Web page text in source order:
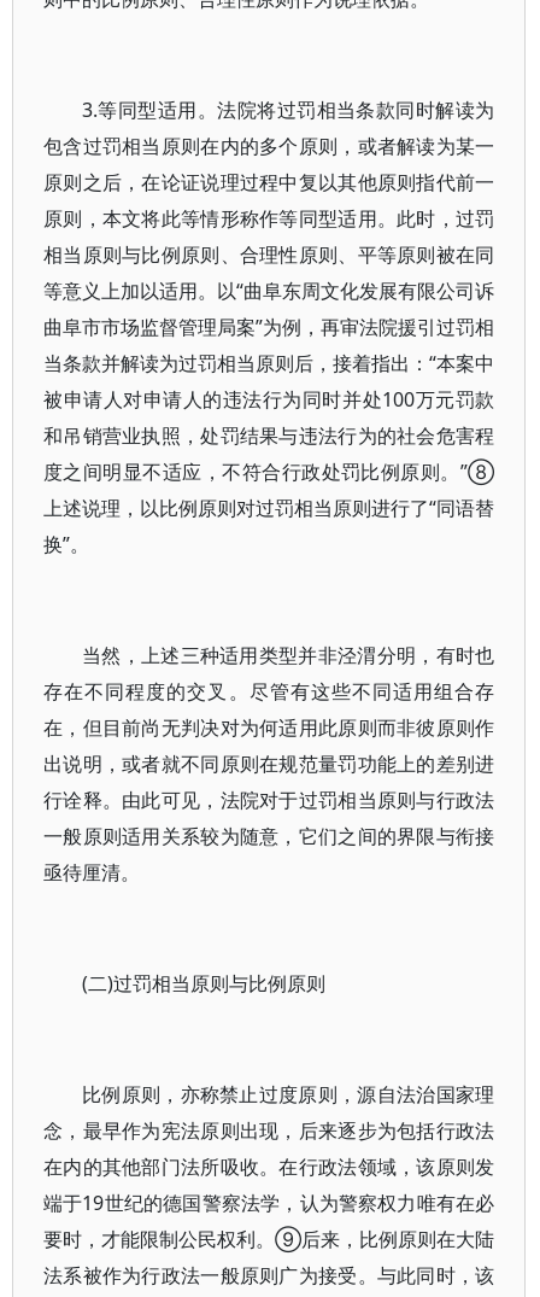
3.等同型适用。法院将过罚相当条款同时解读为
包含过罚相当原则在内的多个原则，或者解读为某一
原则之后，在论证说理过程中复以其他原则指代前一
原则，本文将此等情形称作等同型适用。此时，过罚
相当原则与比例原则、合理性原则、平等原则被在同
等意义上加以适用。以“曲阜东周文化发展有限公司诉
曲阜市市场监督管理局案”为例，再审法院援引过罚相
当条款并解读为过罚相当原则后，接着指出：“本案中
被申请人对申请人的违法行为同时并处100万元罚款
和吊销营业执照，处罚结果与违法行为的社会危害程
度之间明显不适应，不符合行政处罚比例原则。”⑧
上述说理，以比例原则对过罚相当原则进行了“同语替
换”。
当然，上述三种适用类型并非泾渭分明，有时也
存在不同程度的交叉。尽管有这些不同适用组合存
在，但目前尚无判决对为何适用此原则而非彼原则作
出说明，或者就不同原则在规范量罚功能上的差别进
行诠释。由此可见，法院对于过罚相当原则与行政法
一般原则适用关系较为随意，它们之间的界限与衔接
亟待厘清。
(二)过罚相当原则与比例原则
比例原则，亦称禁止过度原则，源自法治国家理
念，最早作为宪法原则出现，后来逐步为包括行政法
在内的其他部门法所吸收。在行政法领域，该原则发
端于19世纪的德国警察法学，认为警察权力唯有在必
要时，才能限制公民权利。⑨后来，比例原则在大陆
法系被作为行政法一般原则广为接受。与此同时，该